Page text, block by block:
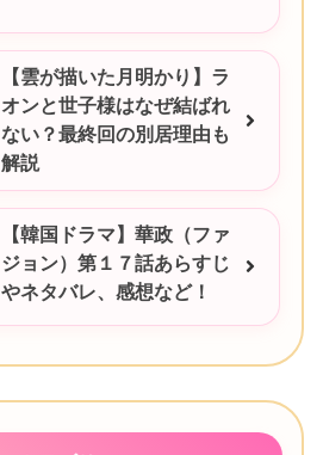
【雲が描いた月明かり】ラ
オンと世子様はなぜ結ばれ
ない？最終回の別居理由も
解説
【韓国ドラマ】華政（ファ
ジョン）第１７話あらすじ
やネタバレ、感想など！